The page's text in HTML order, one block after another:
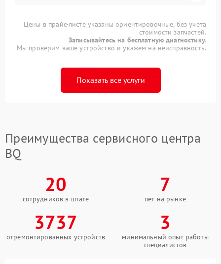
Цены в прайс-листе указаны ориентировочные, без учета
стоимости запчастей.
Записывайтесь на бесплатную диагностику.
Мы проверим ваше устройство и укажем на неисправность.
Показать все услуги
Преимущества сервисного центра
BQ
20
сотрудников в штате
7
лет на рынке
3737
отремонтированных устройств
3
минимальный опыт работы
специалистов